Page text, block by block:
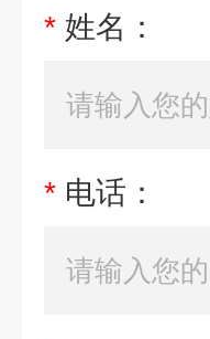
* 姓名：
* 电话：